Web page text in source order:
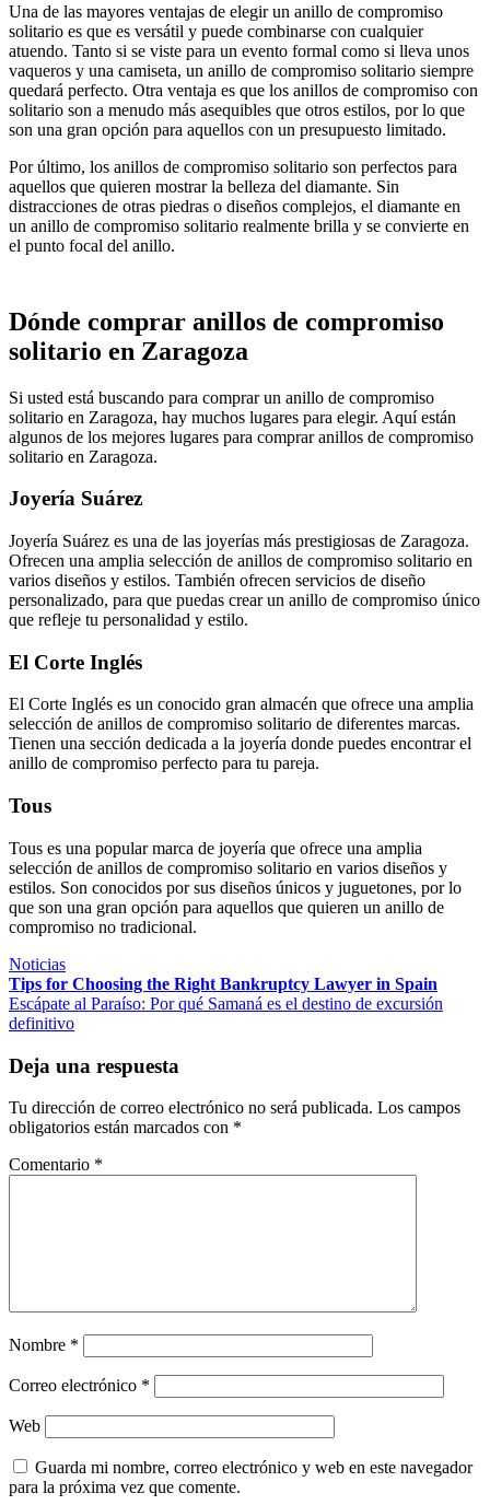
Una de las mayores ventajas de elegir un anillo de compromiso
solitario es que es versátil y puede combinarse con cualquier
atuendo. Tanto si se viste para un evento formal como si lleva unos
vaqueros y una camiseta, un anillo de compromiso solitario siempre
quedará perfecto. Otra ventaja es que los anillos de compromiso con
solitario son a menudo más asequibles que otros estilos, por lo que
son una gran opción para aquellos con un presupuesto limitado.
Por último, los anillos de compromiso solitario son perfectos para
aquellos que quieren mostrar la belleza del diamante. Sin
distracciones de otras piedras o diseños complejos, el diamante en
un anillo de compromiso solitario realmente brilla y se convierte en
el punto focal del anillo.
Dónde comprar anillos de compromiso
solitario en Zaragoza
Si usted está buscando para comprar un anillo de compromiso
solitario en Zaragoza, hay muchos lugares para elegir. Aquí están
algunos de los mejores lugares para comprar anillos de compromiso
solitario en Zaragoza.
Joyería Suárez
Joyería Suárez es una de las joyerías más prestigiosas de Zaragoza.
Ofrecen una amplia selección de anillos de compromiso solitario en
varios diseños y estilos. También ofrecen servicios de diseño
personalizado, para que puedas crear un anillo de compromiso único
que refleje tu personalidad y estilo.
El Corte Inglés
El Corte Inglés es un conocido gran almacén que ofrece una amplia
selección de anillos de compromiso solitario de diferentes marcas.
Tienen una sección dedicada a la joyería donde puedes encontrar el
anillo de compromiso perfecto para tu pareja.
Tous
Tous es una popular marca de joyería que ofrece una amplia
selección de anillos de compromiso solitario en varios diseños y
estilos. Son conocidos por sus diseños únicos y juguetones, por lo
que son una gran opción para aquellos que quieren un anillo de
compromiso no tradicional.
Noticias
Navegación
de
Tips for Choosing the Right Bankruptcy Lawyer in Spain
Escápate al Paraíso: Por qué Samaná es el destino de excursión
definitivo
Deja una respuesta
Tu dirección de correo electrónico no será publicada. Los campos
obligatorios están marcados con *
Comentario *
Nombre *
Correo electrónico *
Web
Guarda mi nombre, correo electrónico y web en este navegador
para la próxima vez que comente.